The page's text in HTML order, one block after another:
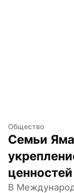
Общество
Семьи
ценностей
В